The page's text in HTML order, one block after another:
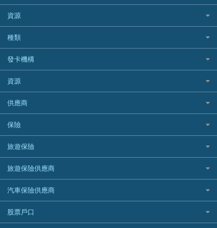
稅季/稅務貸款
網上貸款
結餘轉戶(清卡數貸款)
銀行貸款
財務公司貸款
免入息貸款
免TU貸款
急借錢
緊急貸款比較
最佳小額貸款比較
易批必批貸款
24小時貸款
最佳循環貸款
BEA 東亞銀行
BOC 中國銀行
Cashing Pro 優尚信貸
CCB(Asia) 中國建設銀行 (亞洲)
Citibank 花旗銀行
CNCBI 信銀國際
CreFIT 維信
DBS 星展銀行
DSB 大新銀行
HSBC 滙豐銀行貸款
K Cash 貸款
Mox 銀行
National Resources 中潤物業按揭
OCBC 華僑銀行
資源
如何申請個人貸款
如何管理個人貸款
個人貸款有用資訊
清卡數貸款教學
循環貸款教學
個人化貸款產品推介 🔥全新
供樓利息扣稅
最佳貸款app
種類
網購優惠
精選外幣網購信用卡
尊尚信用卡
公司信用卡
電子錢包信用卡
日本遊信用卡攻略
韓國遊信用卡攻略
台灣遊信用卡攻略
機場貴賓室信用卡
銀聯信用卡
高獎賞信用卡推薦
發卡機構
Citibank花旗銀行
AE美國運通
DBS星展銀行
HSBC滙豐銀行
Mox
信銀國際
大新銀行
恒生銀行
Standard Chartered渣打銀行
資源
Black Friday優惠
淘寶付款方式
一田購物優惠日
SOGO感謝祭
HKTVmall優惠碼
交稅優惠
酒店優惠碼
機票優惠碼
供應商
八達通自動增值信用卡
保險
旅遊保險
汽車保險
家居保險
家傭保險
寵物保險
定期人壽保險
旅遊保險
日本旅遊保險及資訊
泰國旅遊保險及資訊
台灣旅遊保險及資訊
韓國旅遊保險及資訊
歐洲旅遊保險及資訊
旅遊保險供應商
AXA 安盛
AIG 美亞
Allianz 安聯
汽車保險供應商
大新汽車保險
中銀汽車保險
股票戶口